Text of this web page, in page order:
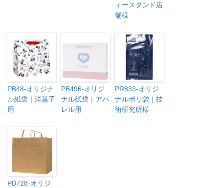
ィースタンド店
舗様
PB48-オリジナ
ル紙袋｜洋菓子
用
PB496-オリジ
ナル紙袋｜アパ
レル用
PR833-オリジ
ナルポリ袋｜技
術研究所様
PB728-オリジ